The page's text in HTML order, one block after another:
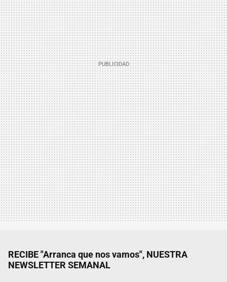
RECIBE "Arranca que nos vamos", NUESTRA
NEWSLETTER SEMANAL